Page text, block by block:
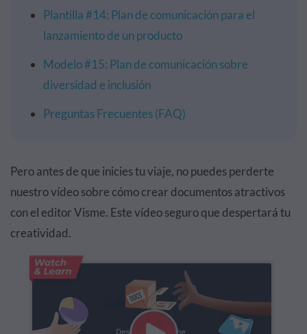
Plantilla #14: Plan de comunicación para el
lanzamiento de un producto
Modelo #15: Plan de comunicación sobre
diversidad e inclusión
Preguntas Frecuentes (FAQ)
Pero antes de que inicies tu viaje, no puedes perderte
nuestro vídeo sobre cómo crear documentos atractivos
con el editor Visme. Este vídeo seguro que despertará tu
creatividad.